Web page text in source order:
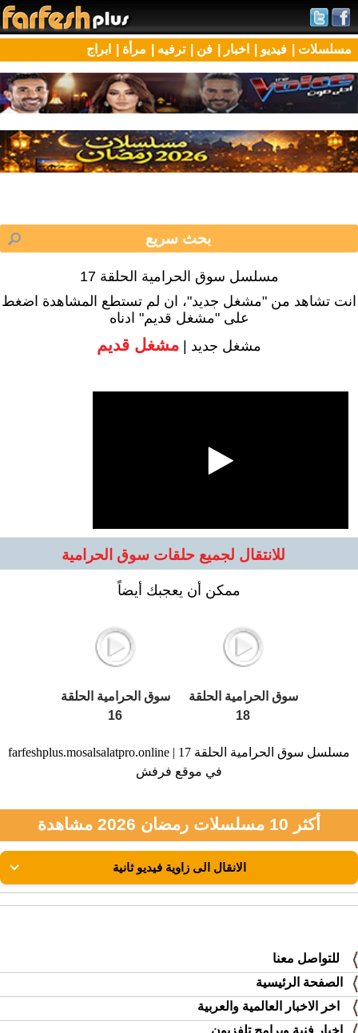
مسلسلات | فيديو | اخبار | فن | ترفيه | مرأة | ابراج
مسلسل سوق الحرامية الحلقة 17
انت تشاهد من "مشغل جديد"، ان لم تستطع المشاهدة اضغط
على "مشغل قديم" ادناه
مشغل جديد | مشغل قديم
للانتقال لجميع حلقات سوق الحرامية
ممكن أن يعجبك أيضاً
سوق الحرامية الحلقة
18
سوق الحرامية الحلقة
16
farfeshplus.mosalsalatpro.online | مسلسل سوق الحرامية الحلقة 17
في موقع فرفش
أكثر 10 مسلسلات رمضان 2026 مشاهدة
للتواصل معنا
الصفحة الرئيسية
اخر الاخبار العالمية والعربية
اخبار فنية وبرامج تلفزيون